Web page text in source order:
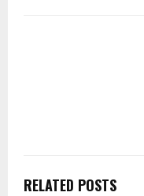
RELATED POSTS